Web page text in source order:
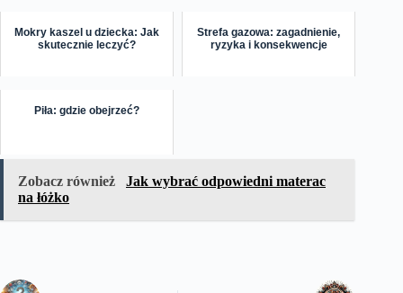
Mokry kaszel u dziecka: Jak
skutecznie leczyć?
Strefa gazowa: zagadnienie,
ryzyka i konsekwencje
Piła: gdzie obejrzeć?
Zobacz również
Jak wybrać odpowiedni materac
na łóżko